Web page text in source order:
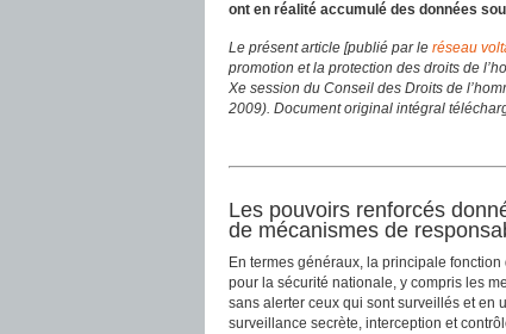
ont en réalité accumulé des données
Le présent article [publié par le réseau
promotion et la protection des droits de
Xe session du Conseil des Droits de
2009). Document original intégral
Les pouvoirs renforcés
de mécanismes de
En termes généraux, la principale
pour la sécurité nationale, y compris les
sans alerter ceux qui sont surveillés et en
surveillance secrète, interception et